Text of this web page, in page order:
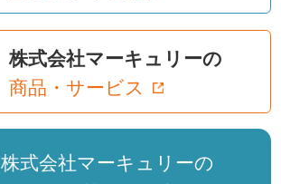
株式会社マーキュリーの
商品・サービス
株式会社マーキュリーの